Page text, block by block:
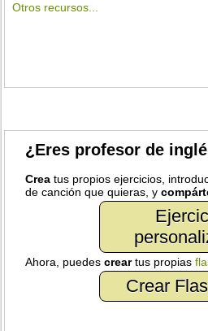
Otros recursos...
¿Eres profesor de
Crea tus propios ejercicios,
de canción que quieras, y
Ahora, puedescreartus propias
Crear